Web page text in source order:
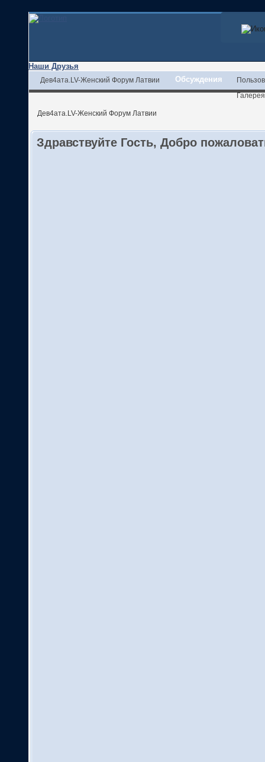
Наши Друзья
Дев4ата.LV-Женский Форум Латвии Обсуждения
Галерея
Дев4ата.LV-Женский Форум Латвии
Здравствуйте Гость, Добро